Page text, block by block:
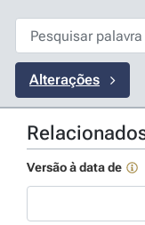
Alterações
Versão à data de